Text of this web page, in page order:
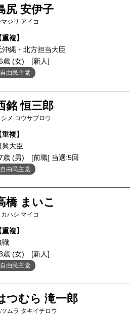
尻 安伊子
マジリ アイコ
重複】
沖縄・北方担当大臣
歳 (女)
[新人]
自由民主党
銘 恒三郎
シメ コウサブロウ
重複】
興大臣
歳 (男)
[前職] 当選:5回
自由民主党
橋 まいこ
カハシ マイコ
重複】
職
歳 (女)
[新人]
自由民主党
つむら 滝一郎
ムラ タキイチロウ